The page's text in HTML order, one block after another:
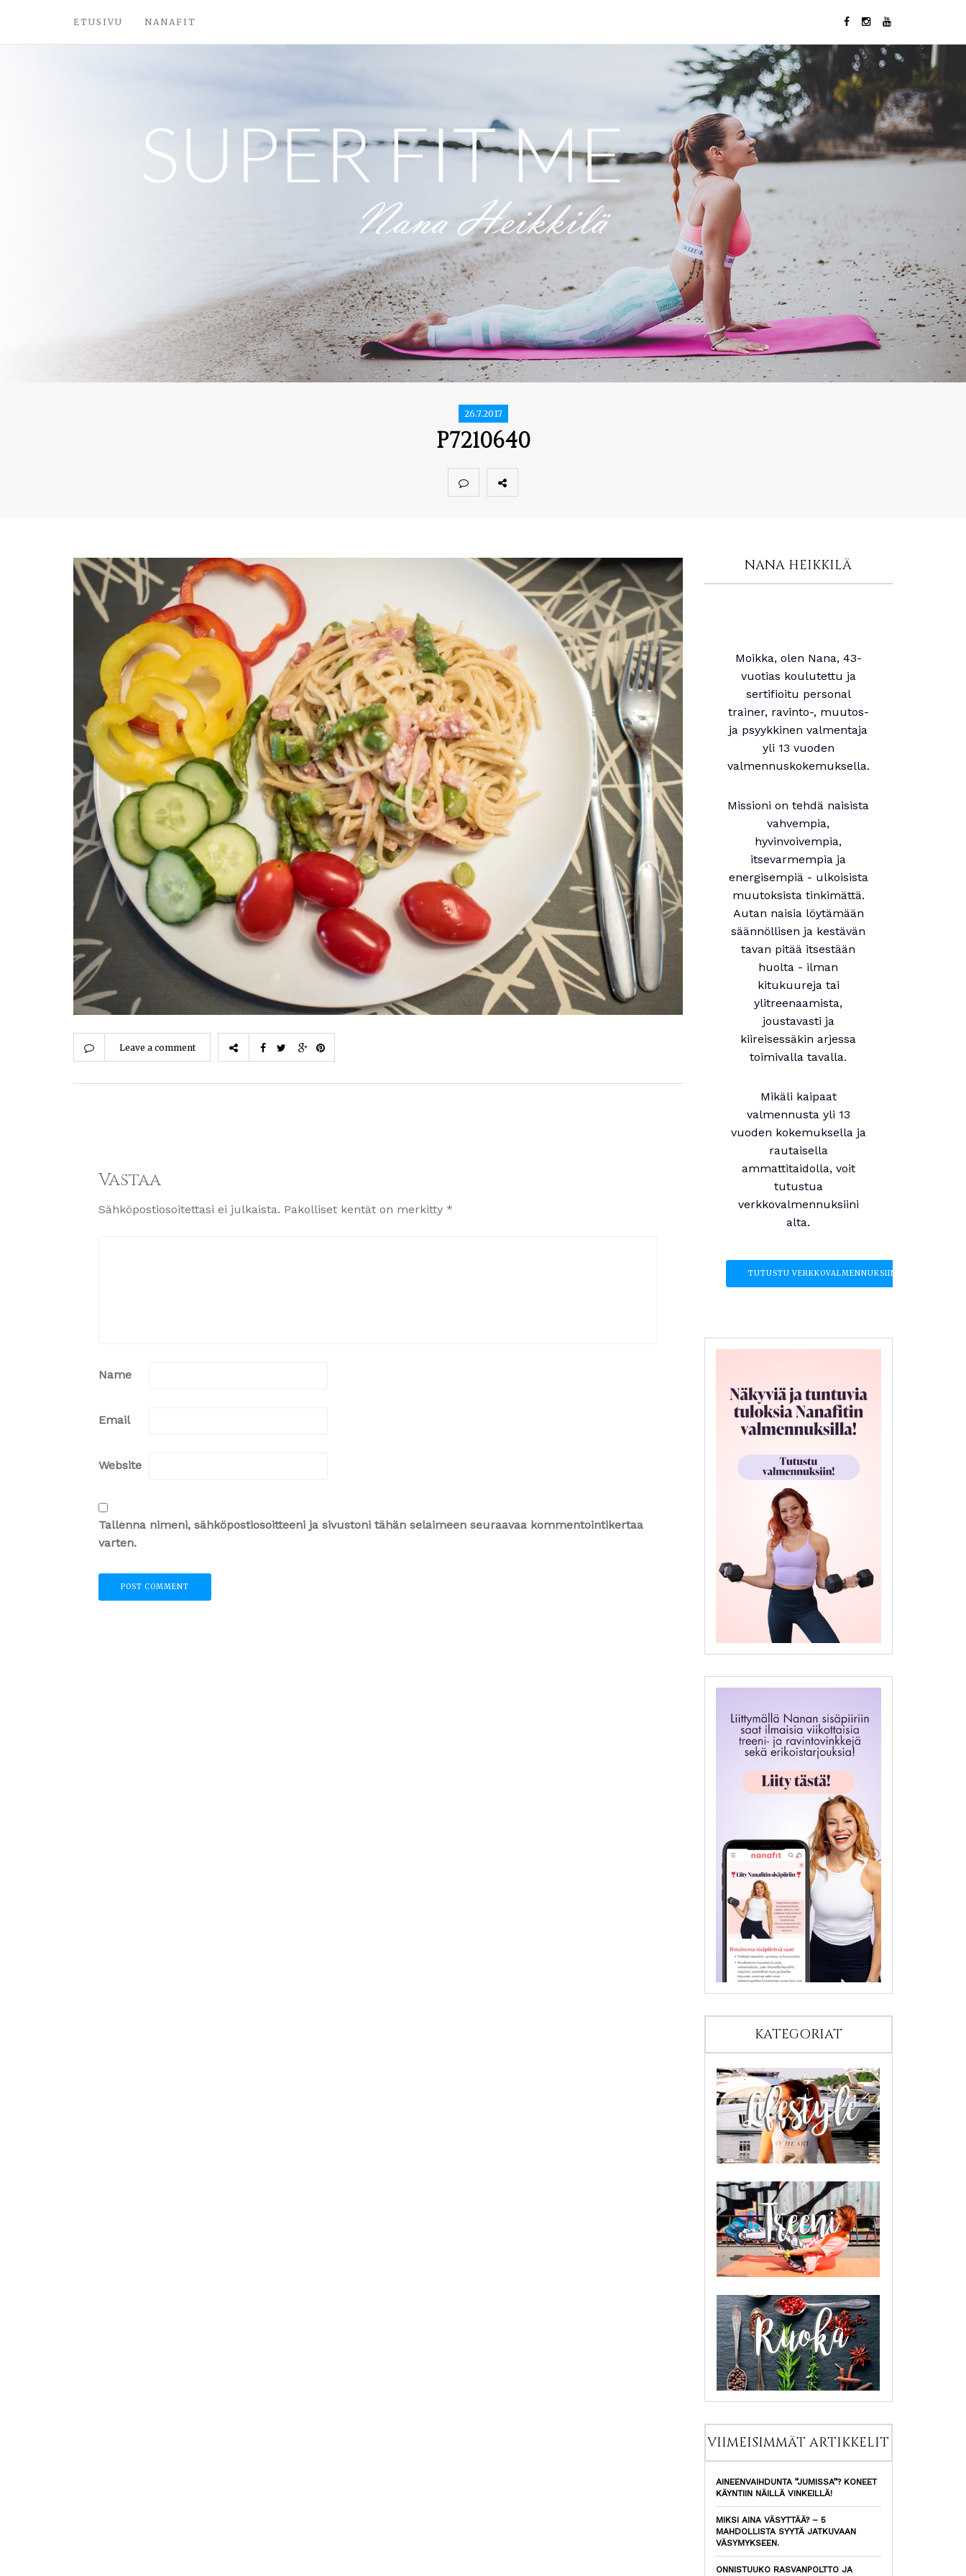
ETUSIVU NANAFIT
26.7.2017
P7210640
Leave a comment
Vastaa
Sähköpostiosoitettasi ei julkaista. Pakolliset kentät on merkitty *
Name
Email
Website
Tallenna nimeni, sähköpostiosoitteeni ja sivustoni tähän selaimeen seuraavaa kommentointikertaa
varten.
NANA HEIKKILÄ
Moikka, olen Nana, 43-
vuotias koulutettu ja
sertifioitu personal
trainer, ravinto-, muutos-
ja psyykkinen valmentaja
yli 13 vuoden
valmennuskokemuksella.
Missioni on tehdä naisista
vahvempia,
hyvinvoivempia,
itsevarmempia ja
energisempiä - ulkoisista
muutoksista tinkimättä.
Autan naisia löytämään
säännöllisen ja kestävän
tavan pitää itsestään
huolta - ilman
kitukuureja tai
ylitreenaamista,
joustavasti ja
kiireisessäkin arjessa
toimivalla tavalla.
Mikäli kaipaat
valmennusta yli 13
vuoden kokemuksella ja
rautaisella
ammattitaidolla, voit
tutustua
verkkovalmennuksiini
alta.
TUTUSTU VERKKOVALMENNUKSIIN
KATEGORIAT
VIIMEISIMMÄT ARTIKKELIT
AINEENVAIHDUNTA ”JUMISSA”? KONEET
KÄYNTIIN NÄILLÄ VINKEILLÄ!
MIKSI AINA VÄSYTTÄÄ? – 5
MAHDOLLISTA SYYTÄ JATKUVAAN
VÄSYMYKSEEN.
ONNISTUUKO RASVANPOLTTO JA